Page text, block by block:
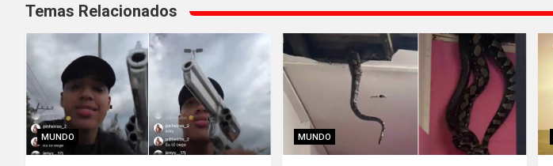
de
entradas
Temas Relacionados
MUNDO MUNDO